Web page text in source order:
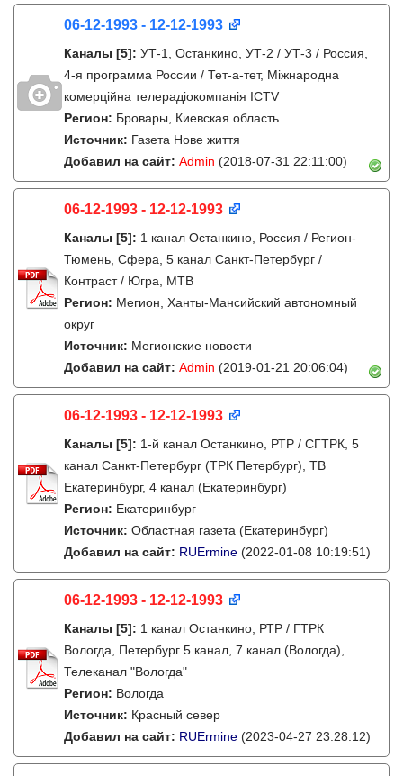
06-12-1993 - 12-12-1993
Каналы [5]: УТ-1, Останкино, УТ-2 / УТ-3 / Россия,
4-я программа России / Тет-а-тет, Міжнародна
комерційна телерадіокомпанія ICTV
Регион: Бровары, Киевская область
Источник: Газета Нове життя
Добавил на сайт: Admin (2018-07-31 22:11:00)
06-12-1993 - 12-12-1993
Каналы [5]: 1 канал Останкино, Россия / Регион-
Тюмень, Сфера, 5 канал Санкт-Петербург /
Контраст / Югра, МТВ
Регион: Мегион, Ханты-Мансийский автономный
округ
Источник: Мегионские новости
Добавил на сайт: Admin (2019-01-21 20:06:04)
06-12-1993 - 12-12-1993
Каналы [5]: 1-й канал Останкино, РТР / СГТРК, 5
канал Санкт-Петербург (ТРК Петербург), ТВ
Екатеринбург, 4 канал (Екатеринбург)
Регион: Екатеринбург
Источник: Областная газета (Екатеринбург)
Добавил на сайт: RUErmine (2022-01-08 10:19:51)
06-12-1993 - 12-12-1993
Каналы [5]: 1 канал Останкино, РТР / ГТРК
Вологда, Петербург 5 канал, 7 канал (Вологда),
Телеканал "Вологда"
Регион: Вологда
Источник: Красный север
Добавил на сайт: RUErmine (2023-04-27 23:28:12)